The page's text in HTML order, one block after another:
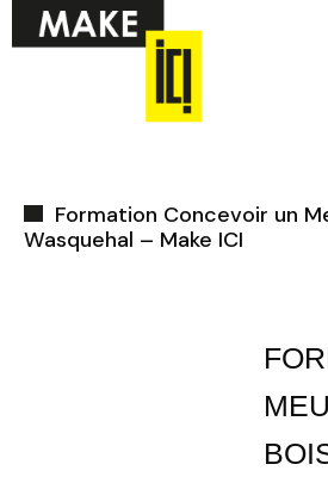
Aller
au
Formation Concevoir un
Wasquehal – Make ICI
FORMATION
de créneaux